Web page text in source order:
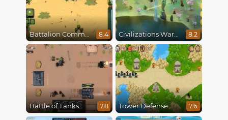
Battalion Commander 8.4 Civilizations Wars Master Edition 8.2
Battle of Tanks 7.8 Tower Defense 7.6